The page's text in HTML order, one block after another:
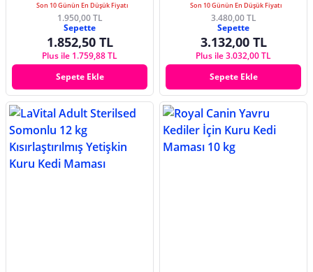
Son 10 Günün En Düşük Fiyatı
1.950,00 TL
Sepette
1.852,50 TL
Plus ile 1.759,88 TL
Sepete Ekle
Son 10 Günün En Düşük Fiyatı
3.480,00 TL
Sepette
3.132,00 TL
Plus ile 3.032,00 TL
Sepete Ekle